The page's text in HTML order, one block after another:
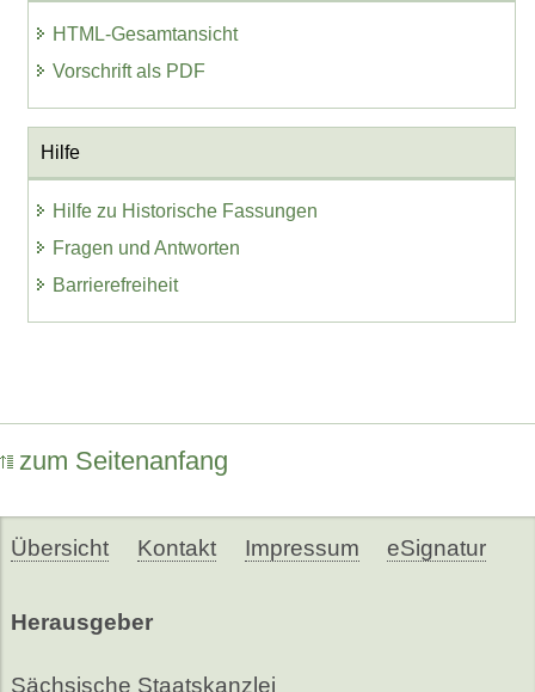
HTML-Gesamtansicht
Vorschrift als PDF
Hilfe
Hilfe zu Historische Fassungen
Fragen und Antworten
Barrierefreiheit
zum Seitenanfang
Übersicht Kontakt Impressum eSignatur
Herausgeber
Sächsische Staatskanzlei